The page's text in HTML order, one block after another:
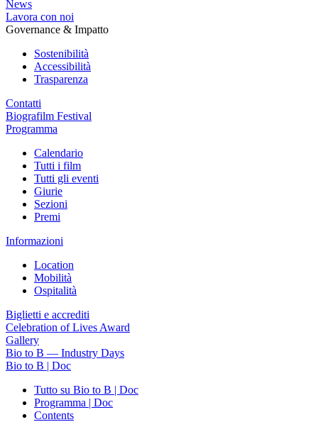
News
Lavora con noi
Governance & Impatto
Sostenibilità
Accessibilità
Trasparenza
Contatti
Biografilm Festival
Programma
Calendario
Tutti i film
Tutti gli eventi
Giurie
Sezioni
Premi
Informazioni
Location
Mobilità
Ospitalità
Biglietti e accrediti
Celebration of Lives Award
Gallery
Bio to B — Industry Days
Bio to B | Doc
Tutto su Bio to B | Doc
Programma | Doc
Contents